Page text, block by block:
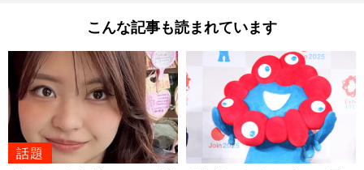
こんな記事も読まれています
話題